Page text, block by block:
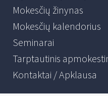
Mokesčių žinynas
Mokesčių kalendorius
Seminarai
Tarptautinis
Kontaktai / Apklausa